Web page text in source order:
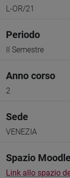
L-OR/21
Periodo
II Semestre
Anno corso
2
Sede
VENEZIA
Spazio
Link allo spazio